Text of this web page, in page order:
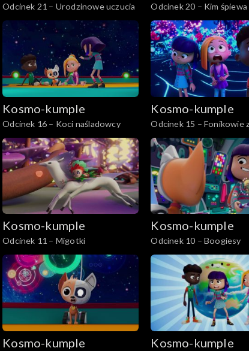
Odcinek 21 – Urodzinowe uczucia Odcinek 20 – Kim śpiewa
Kosmo-kumple
Odcinek 16 – Koci naśladowcy
Kosmo-kumple
Odcinek 15 – Fonikowie
Fonik
Kosmo-kumple
Odcinek 11 – Migotki
Kosmo-kumple
Odcinek 10 – Boogiesy
Kosmo-kumple Kosmo-kumple